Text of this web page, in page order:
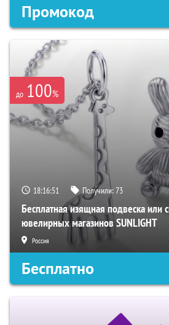
Промокод
до 100%
18:16:50 Получили:73
Бесплатная изящная подвеска или
ювелирных магазинов SUNLIGHT
Россия
Бесплатно